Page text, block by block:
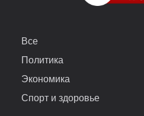
Все
Политика
Экономика
Спорт и здоровье